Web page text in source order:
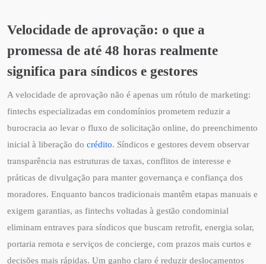
Velocidade de aprovação: o que a
promessa de até 48 horas realmente
significa para síndicos e gestores
A velocidade de aprovação não é apenas um rótulo de marketing:
fintechs especializadas em condomínios prometem reduzir a
burocracia ao levar o fluxo de solicitação online, do preenchimento
inicial à liberação do crédito. Síndicos e gestores devem observar
transparência nas estruturas de taxas, conflitos de interesse e
práticas de divulgação para manter governança e confiança dos
moradores. Enquanto bancos tradicionais mantêm etapas manuais e
exigem garantias, as fintechs voltadas à gestão condominial
eliminam entraves para síndicos que buscam retrofit, energia solar,
portaria remota e serviços de concierge, com prazos mais curtos e
decisões mais rápidas. Um ganho claro é reduzir deslocamentos